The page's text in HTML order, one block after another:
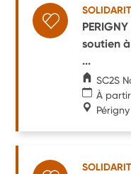
soutien
...
SC2S
À
Périgny